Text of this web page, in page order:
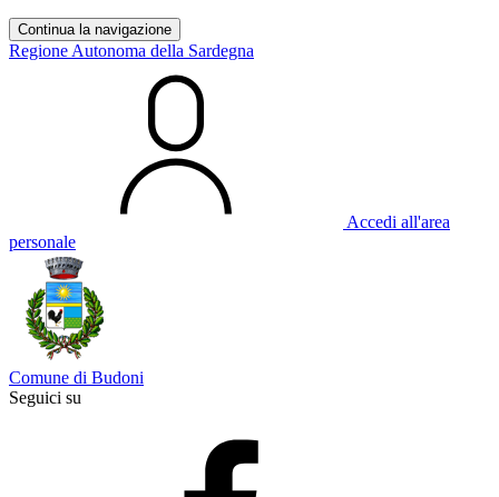
Continua la navigazione
Regione Autonoma della Sardegna
Accedi all'area
personale
Comune di Budoni
Seguici su